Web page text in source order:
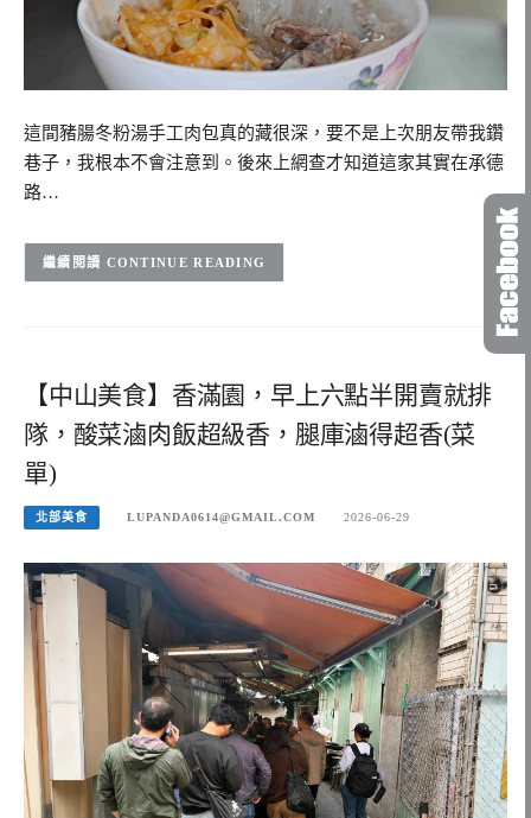
這間豬腸冬粉湯手工肉包真的藏很深，要不是上次朋友帶我鑽
巷子，我根本不會注意到。後來上網查才知道這家其實在承德
路…
CONTINUE READING
【中山美食】香滿園，早上六點半開賣就排
隊，酸菜滷肉飯超級香，腿庫滷得超香(菜
單)
北部美食 LUPANDA0614@GMAIL.COM 2026-06-29